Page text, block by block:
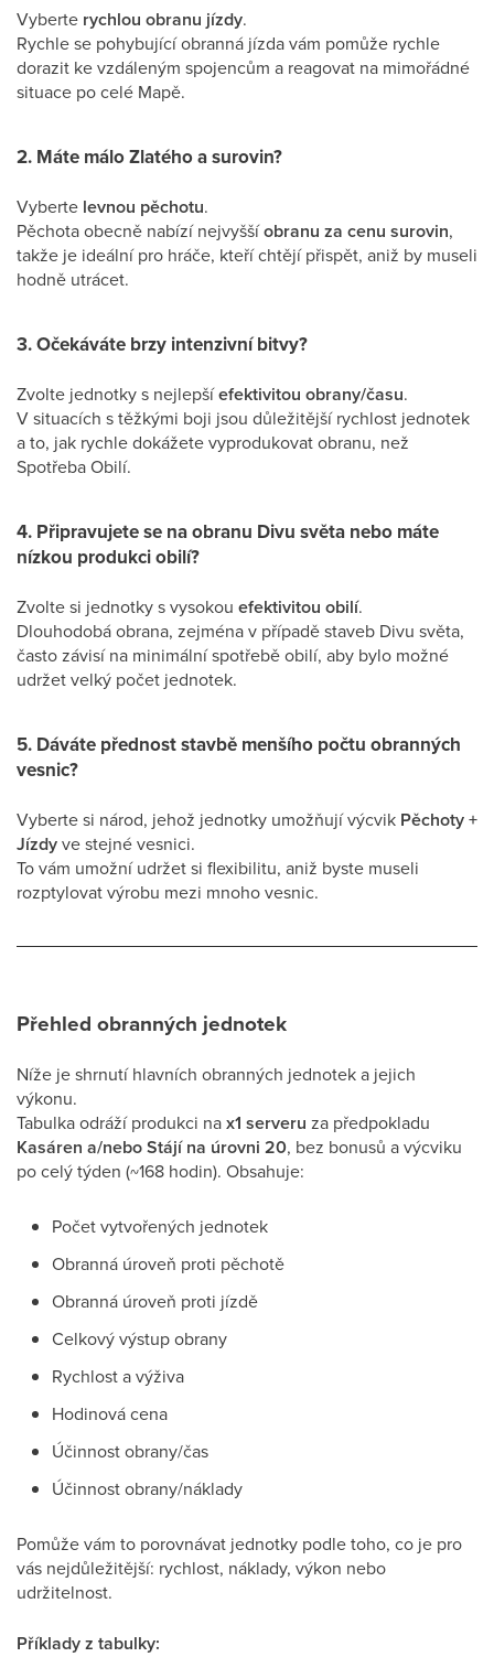
Vyberte rychlou obranu jízdy.
Rychle se pohybující obranná jízda vám pomůže rychle
dorazit ke vzdáleným spojencům a reagovat na mimořádné
situace po celé Mapě.
2. Máte málo Zlatého a surovin?
Vyberte levnou pěchotu.
Pěchota obecně nabízí nejvyššíobranu za cenu surovin,
takže je ideální pro hráče, kteří chtějí přispět, aniž by museli
hodně utrácet.
3. Očekáváte brzy intenzivní bitvy?
Zvolte jednotky s nejlepšíefektivitou obrany/času.
V situacích s těžkými boji jsou důležitější rychlost jednotek
a to, jak rychle dokážete vyprodukovat obranu, než
Spotřeba Obilí.
4. Připravujete se na obranu Divu světa nebo máte
nízkou produkci obilí?
Zvolte si jednotky s vysokou efektivitou obilí.
Dlouhodobá obrana, zejména v případě staveb Divu světa,
často závisí na minimální spotřebě obilí, aby bylo možné
udržet velký počet jednotek.
5. Dáváte přednost stavbě menšího počtu obranných
vesnic?
Vyberte si národ, jehož jednotky umožňují výcvik Pěchoty +
Jízdyve stejné vesnici.
To vám umožní udržet si flexibilitu, aniž byste museli
rozptylovat výrobu mezi mnoho vesnic.
Přehled obranných jednotek
Níže je shrnutí hlavních obranných jednotek a jejich
výkonu.
Tabulka odráží produkci nax1 serveru za předpokladu
Kasáren a/nebo Stájí na úrovni 20, bez bonusů a výcviku
po celý týden (~168 hodin). Obsahuje:
Počet vytvořených jednotek
Obranná úroveň proti pěchotě
Obranná úroveň proti jízdě
Celkový výstup obrany
Rychlost a výživa
Hodinová cena
Účinnost obrany/čas
Účinnost obrany/náklady
Pomůže vám to porovnávat jednotky podle toho, co je pro
vás nejdůležitější: rychlost, náklady, výkon nebo
udržitelnost.
Příklady z tabulky: